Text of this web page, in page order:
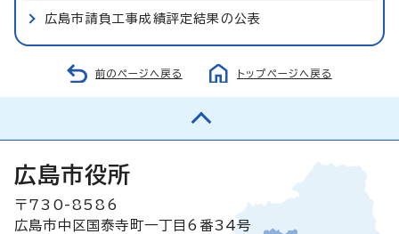
広島市請負工事成績評定結果の公表
前のページへ戻る トップページへ戻る
広島市役所
〒730-8586
広島市中区国泰寺町一丁目6番34号